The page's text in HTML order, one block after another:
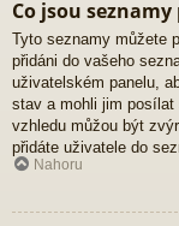
Co jsou
Tyto seznamy můžete
přidáni do vašeho
uživatelském panelu,
stav a mohli jim posílat
vzhledu můžou být
přidáte uživatele do
Nahoru